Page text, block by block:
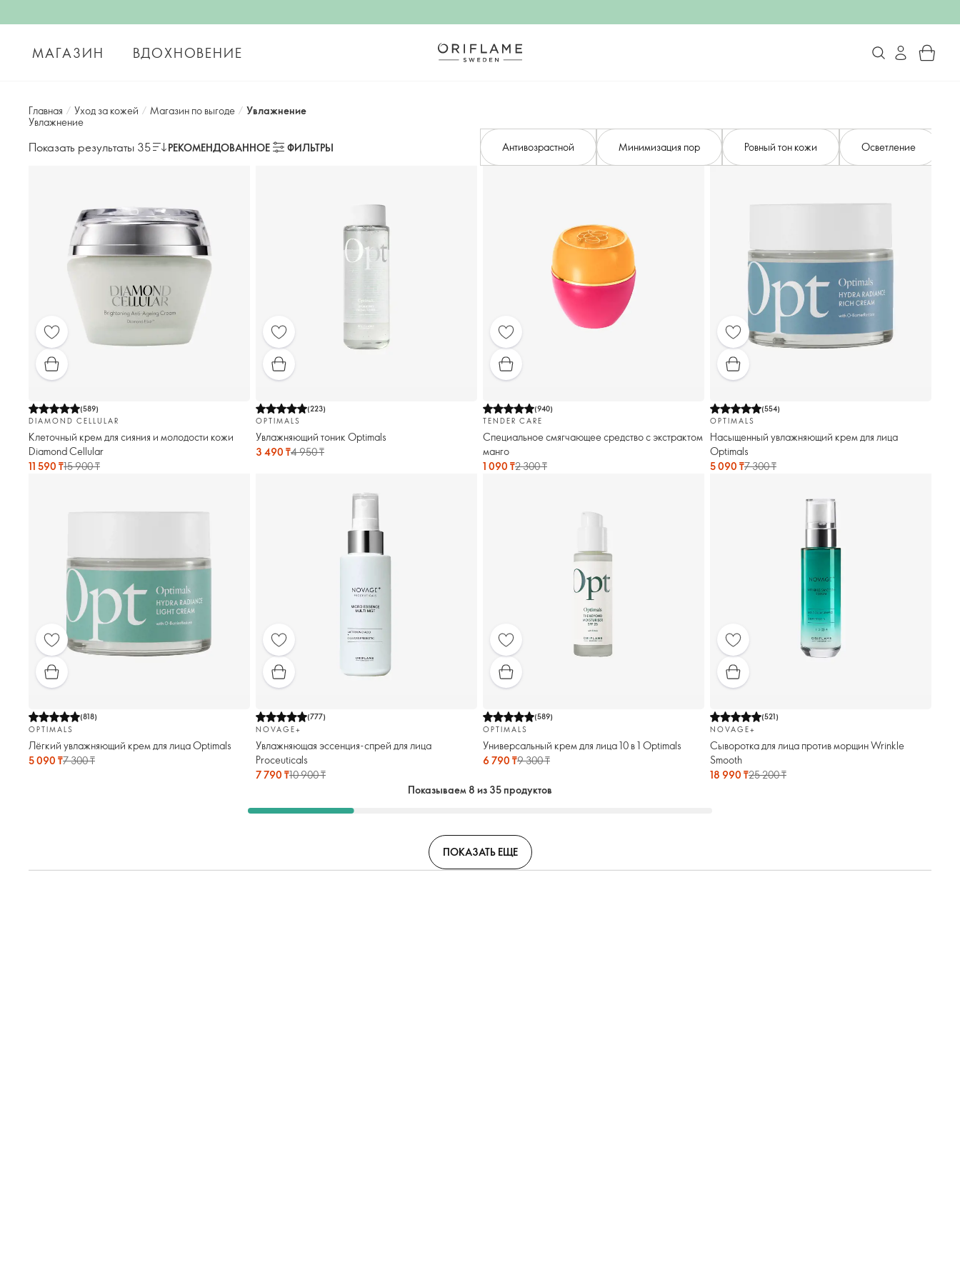
МАГАЗИН ВДОХНОВЕНИЕ
Главная / Уход за кожей / Магазин по выгоде / Увлажнение
Увлажнение
Показать результаты 35 РЕКОМЕНДОВАННОЕ ФИЛЬТРЫ Антивозрастной Минимизация пор Ровный тон кожи Осветление
(589)
DIAMOND CELLULAR
Клеточный крем для сияния и молодости кожи
Diamond Cellular
11 590 ₸15 900 ₸
(223)
OPTIMALS
Увлажняющий тоник Optimals
3 490 ₸4 950 ₸
(940)
TENDER CARE
Специальное смягчающее средство с экстрактом
манго
1 090 ₸2 300 ₸
(554)
OPTIMALS
Насыщенный увлажняющий крем для лица
Optimals
5 090 ₸7 300 ₸
(818)
OPTIMALS
Лёгкий увлажняющий крем для лица Optimals
5 090 ₸7 300 ₸
(777)
NOVAGE+
Увлажняющая эссенция-спрей для лица
Proceuticals
7 790 ₸10 900 ₸
(589)
OPTIMALS
Универсальный крем для лица 10 в 1 Optimals
6 790 ₸9 300 ₸
(521)
NOVAGE+
Сыворотка для лица против морщин Wrinkle
Smooth
18 990 ₸25 200 ₸
Показываем 8 из 35 продуктов
ПОКАЗАТЬ ЕЩЕ